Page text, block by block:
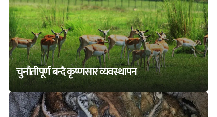
चुनौतीपूर्ण बन्दै कृष्णसार व्यवस्थापन